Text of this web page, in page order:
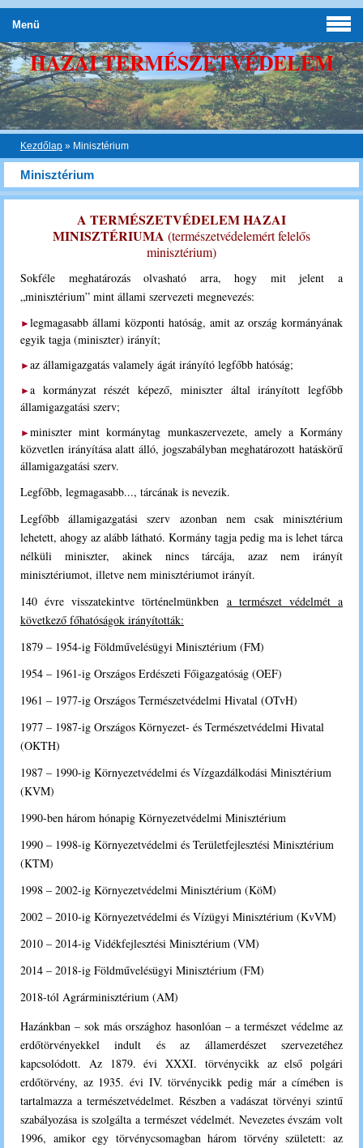
HAZAI TERMÉSZETVÉDELEM
Kezdőlap » Minisztérium
Minisztérium
A TERMÉSZETVÉDELEM HAZAI
MINISZTÉRIUMA (természetvédelemért felelős
minisztérium)
Sokféle meghatározás olvasható arra, hogy mit jelent a
„minisztérium” mint állami szervezeti megnevezés:
►legmagasabb állami központi hatóság, amit az ország kormányának
egyik tagja (miniszter) irányít;
►az államigazgatás valamely ágát irányító legfőbb hatóság;
►a kormányzat részét képező, miniszter által irányított legfőbb
államigazgatási szerv;
►miniszter mint kormánytag munkaszervezete, amely a Kormány
közvetlen irányítása alatt álló, jogszabályban meghatározott hatáskörű
államigazgatási szerv.
Legfőbb, legmagasabb..., tárcának is nevezik.
Legfőbb államigazgatási szerv azonban nem csak minisztérium
lehetett, ahogy az alább látható. Kormány tagja pedig ma is lehet tárca
nélküli miniszter, akinek nincs tárcája, azaz nem irányít
minisztériumot, illetve nem minisztériumot irányít.
140 évre visszatekintve történelmünkben a természet védelmét a
következő főhatóságok irányították:
1879 – 1954-ig Földművelésügyi Minisztérium (FM)
1954 – 1961-ig Országos Erdészeti Főigazgatóság (OEF)
1961 – 1977-ig Országos Természetvédelmi Hivatal (OTvH)
1977 – 1987-ig Országos Környezet- és Természetvédelmi Hivatal
(OKTH)
1987 – 1990-ig Környezetvédelmi és Vízgazdálkodási Minisztérium
(KVM)
1990-ben három hónapig Környezetvédelmi Minisztérium
1990 – 1998-ig Környezetvédelmi és Területfejlesztési Minisztérium
(KTM)
1998 – 2002-ig Környezetvédelmi Minisztérium (KöM)
2002 – 2010-ig Környezetvédelmi és Vízügyi Minisztérium (KvVM)
2010 – 2014-ig Vidékfejlesztési Minisztérium (VM)
2014 – 2018-ig Földművelésügyi Minisztérium (FM)
2018-tól Agrárminisztérium (AM)
Hazánkban – sok más országhoz hasonlóan – a természet védelme az
erdőtörvényekkel indult és az államerdészet szervezetéhez
kapcsolódott. Az 1879. évi XXXI. törvénycikk az első polgári
erdőtörvény, az 1935. évi IV. törvénycikk pedig már a címében is
tartalmazza a természetvédelmet. Részben a vadászat törvényi szintű
szabályozása is szolgálta a természet védelmét. Nevezetes évszám volt
1996, amikor egy törvénycsomagban három törvény született: az
Menü